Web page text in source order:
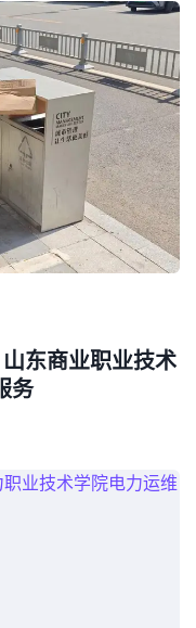
东商业职业技术
务